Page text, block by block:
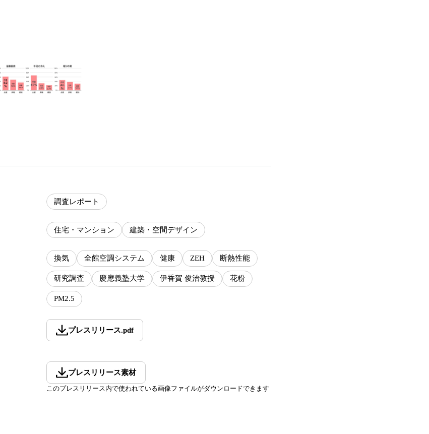
調査レポート
住宅・マンション 建築・空間デザイン
換気 全館空調システム 健康 ZEH 断熱性能
研究調査 慶應義塾大学 伊香賀 俊治教授 花粉
PM2.5
プレスリリース.pdf
プレスリリース素材
このプレスリリース内で使われている画像ファイルがダウンロードできます